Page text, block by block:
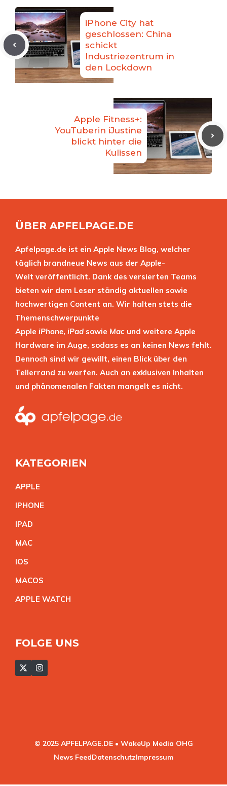
iPhone City hat
geschlossen: China
schickt
Industriezentrum in
den Lockdown
Apple Fitness+:
YouTuberin iJustine
blickt hinter die
Kulissen
ÜBER APFELPAGE.DE
Apfelpage.de ist ein Apple News Blog, welcher
täglich brandneue News aus der Apple-
Welt veröffentlicht. Dank des versierten Teams
bieten wir dem Leser ständig aktuellen sowie
hochwertigen Content an. Wir halten stets die
Themenschwerpunkte
Apple iPhone, iPad sowie Mac und weitere Apple
Hardware im Auge, sodass es an keinen News fehlt.
Dennoch sind wir gewillt, einen Blick über den
Tellerrand zu werfen. Auch an exklusiven Inhalten
und phänomenalen Fakten mangelt es nicht.
KATEGORIEN
APPLE
IPHONE
IPAD
MAC
IOS
MACOS
APPLE WATCH
FOLGE UNS
© 2025 APFELPAGE.DE • WakeUp Media OHG
News FeedDatenschutzImpressum